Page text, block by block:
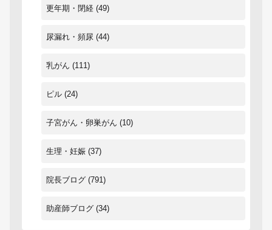
更年期・閉経 (49)
尿漏れ・頻尿 (44)
乳がん (111)
ピル (24)
子宮がん・卵巣がん (10)
生理・妊娠 (37)
院長ブログ (791)
助産師ブログ (34)